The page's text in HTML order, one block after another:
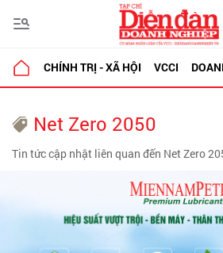
CHÍNH TRỊ - XÃ HỘI VCCI
Net Zero 2050
Tin tức cập nhật liên quan đến Net Zero